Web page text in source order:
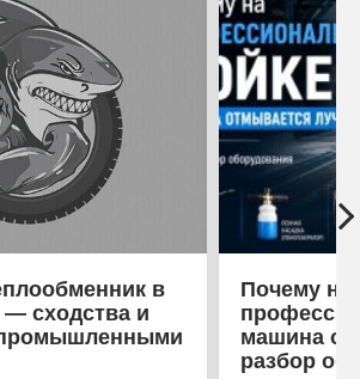
в
сходства и
Почему на
машина
разбор